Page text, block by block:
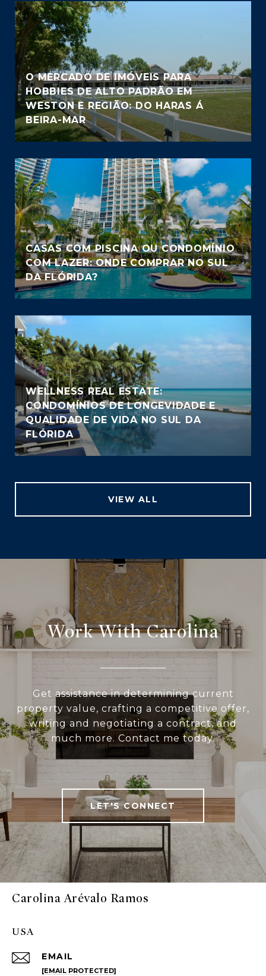
O MERCADO DE IMÓVEIS PARA
HOBBIES DE ALTO PADRÃO EM
WESTON E REGIÃO: DO HARAS Á
BEIRA-MAR
CASAS COM PISCINA OU CONDOMÍNIO
COM LAZER: ONDE COMPRAR NO SUL
DA FLÓRIDA?
WELLNESS REAL ESTATE:
CONDOMÍNIOS DE LONGEVIDADE E
QUALIDADE DE VIDA NO SUL DA
FLÓRIDA
VIEW ALL
Work With Carolina
Get assistance in determining current
property value, crafting a competitive offer,
writing and negotiating a contract, and
much more. Contact me today.
LET'S CONNECT
Carolina Arévalo Ramos
USA
EMAIL
[EMAIL PROTECTED]